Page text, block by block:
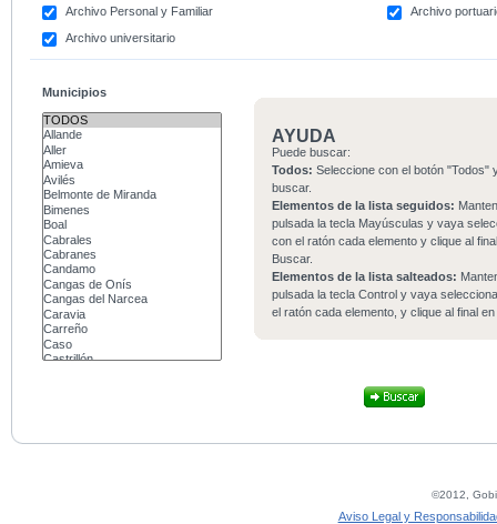
Archivo Personal y Familiar
Archivo
Archivo universitario
Municipios
AYUDA
Puede buscar:
Todos: Seleccione con el botón "Todos"
buscar.
Elementos de la lista seguidos:
pulsada la tecla Mayúsculas y vaya
con el ratón cada elemento y clique al
Buscar.
Elementos de la lista salteados:
pulsada la tecla Control y vaya
el ratón cada elemento, y clique al final
©2012,
Aviso Legal y